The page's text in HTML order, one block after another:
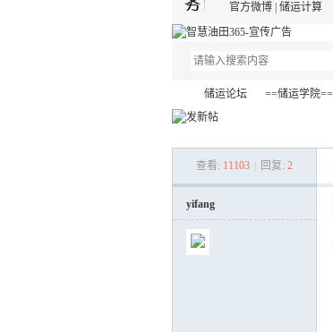
官方微博 储运计算
储运论坛
›
==储运学院==
查看: 11103 回复: 2
yifang